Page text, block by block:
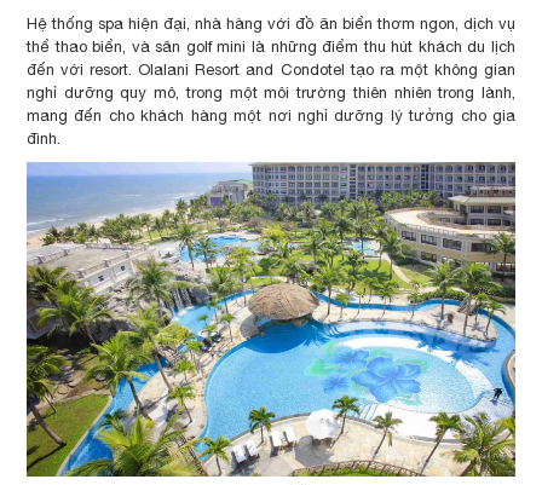
Hệ thống spa hiện đại, nhà hàng với đồ ăn biển thơm ngon, dịch vụ
thể thao biển, và sân golf mini là những điểm thu hút khách du lịch
đến với resort. Olalani Resort and Condotel tạo ra một không gian
nghỉ dưỡng quy mô, trong một môi trường thiên nhiên trong lành,
mang đến cho khách hàng một nơi nghỉ dưỡng lý tưởng cho gia
đình.